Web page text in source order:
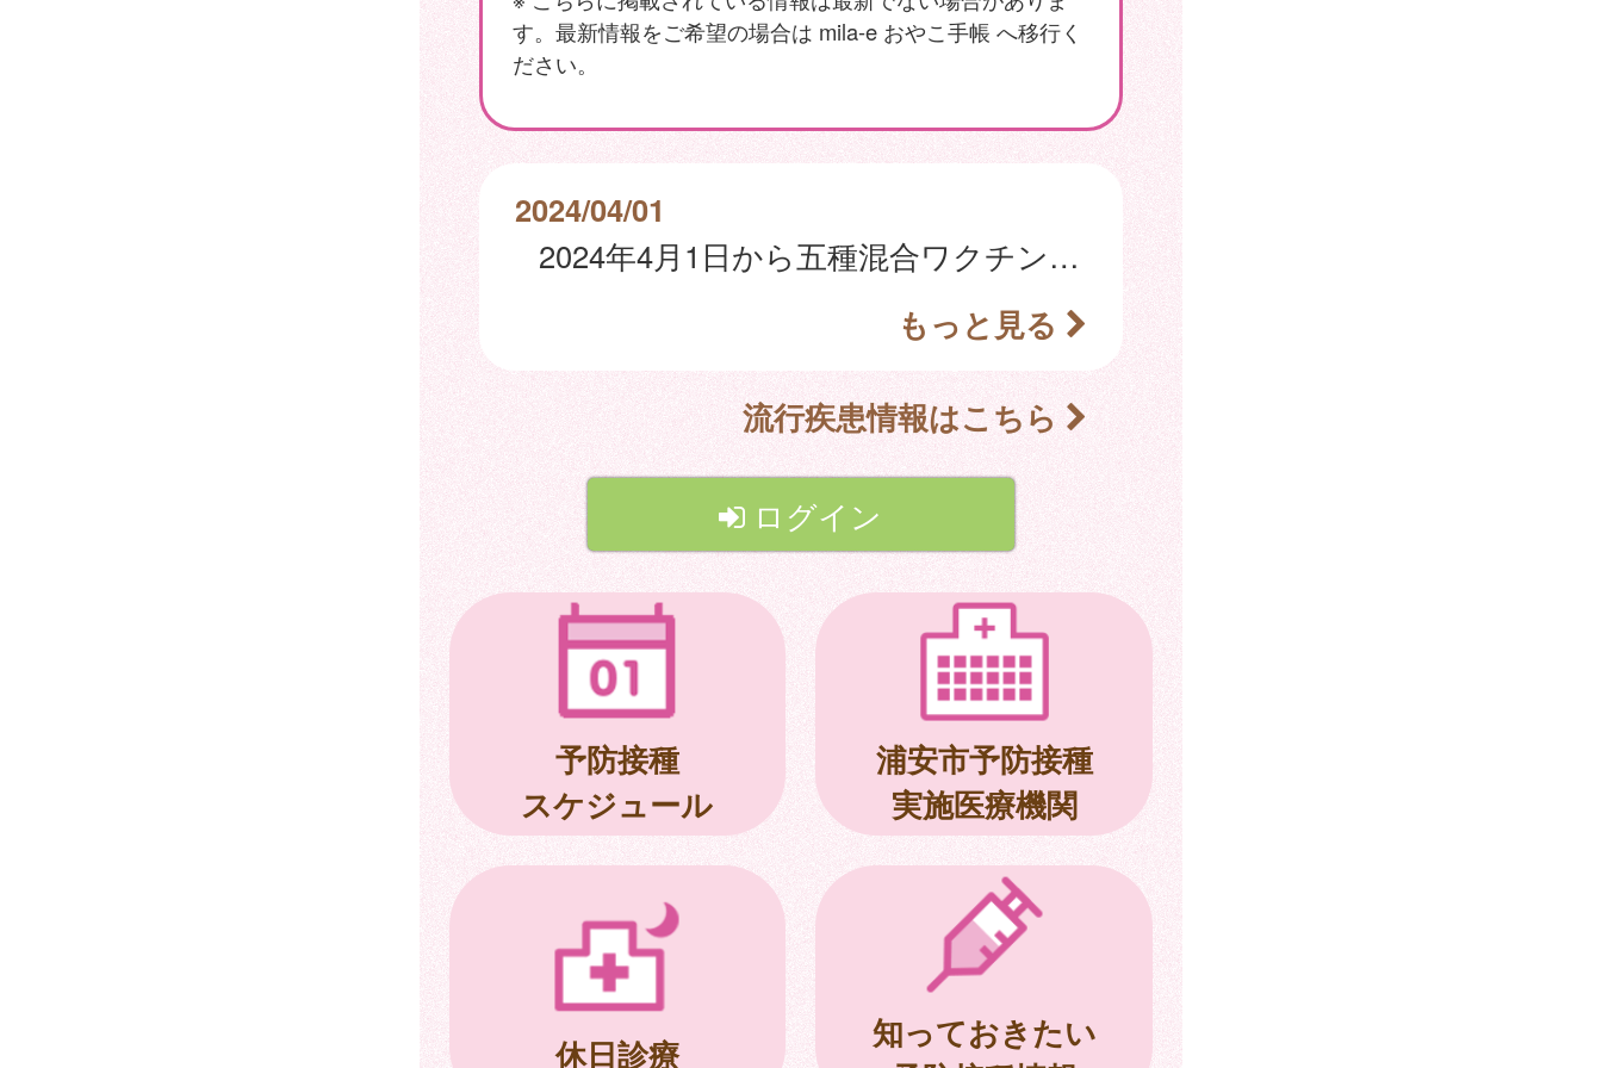
す。最新情報をご希望の場合は mila-e おやこ手帳 へ移行く
ださい。
2024/04/01
2024年4月1日から五種混合ワクチン（ジフテリア、百日せき、急性灰白髄炎、破傷風及びHib感染症）が定期接種化しました。
もっと見る
流行疾患情報はこちら
ログイン
予防接種
スケジュール
浦安市予防接種
実施医療機関
休日診療
知っておきたい